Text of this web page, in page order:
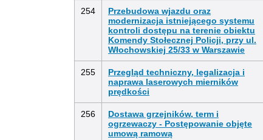
254
Przebudowa wjazdu oraz
modernizacja istniejącego systemu
kontroli dostępu na terenie obiektu
Komendy Stołecznej Policji, przy ul.
Włochowskiej 25/33 w Warszawie
255
Przegląd techniczny, legalizacja i
naprawa laserowych mierników
prędkości
256
Dostawa grzejników, term i
ogrzewaczy - Postępowanie objęte
umową ramową